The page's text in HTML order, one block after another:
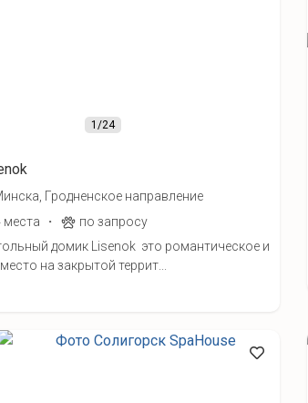
1/24
Гродненское направление
места
·
по запросу
домик Lisenok это романтическое и
на закрытой террит...